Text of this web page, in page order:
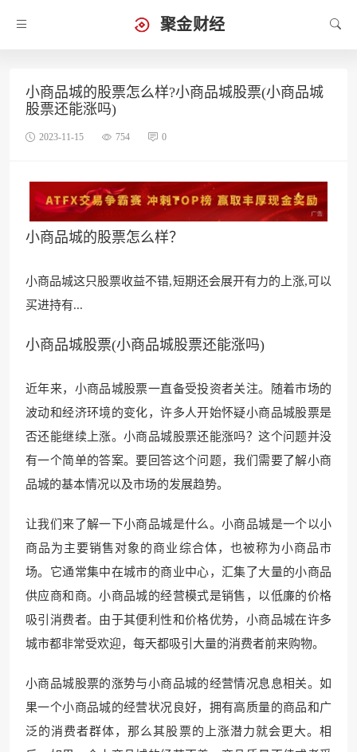
聚金财经
小商品城的股票怎么样?小商品城股票(小商品城
股票还能涨吗)
2023-11-15 754 0
小商品城的股票怎么样？
小商品城这只股票收益不错,短期还会展开有力的上涨,可以
买进持有...
小商品城股票(小商品城股票还能涨吗)
近年来，小商品城股票一直备受投资者关注。随着市场的
波动和经济环境的变化，许多人开始怀疑小商品城股票是
否还能继续上涨。小商品城股票还能涨吗？这个问题并没
有一个简单的答案。要回答这个问题，我们需要了解小商
品城的基本情况以及市场的发展趋势。
让我们来了解一下小商品城是什么。小商品城是一个以小
商品为主要销售对象的商业综合体，也被称为小商品市
场。它通常集中在城市的商业中心，汇集了大量的小商品
供应商和商。小商品城的经营模式是销售，以低廉的价格
吸引消费者。由于其便利性和价格优势，小商品城在许多
城市都非常受欢迎，每天都吸引大量的消费者前来购物。
小商品城股票的涨势与小商品城的经营情况息息相关。如
果一个小商品城的经营状况良好，拥有高质量的商品和广
泛的消费者群体，那么其股票的上涨潜力就会更大。相